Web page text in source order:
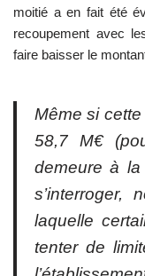
moitié a en fait été
recoupement avec
faire baisser le
Même si cette
58,7 M€
demeure à
s’interroger,
laquelle
tenter de